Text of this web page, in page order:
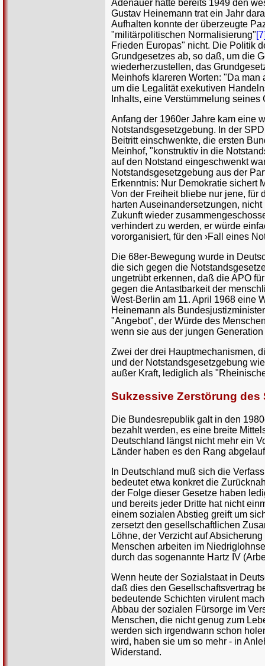
Adenauer hatte bereits 1949 den
Gustav Heinemann trat ein Jahr
Aufhalten konnte der überzeugte
"militärpolitischen Normalisierung"
Frieden Europas" nicht. Die Politik
Grundgesetzes ab, so daß, um die
wiederherzustellen, das
Meinhofs klareren Worten: "Da
um die Legalität exekutiven
Inhalts, eine Verstümmelung seines
Anfang der 1960er Jahre kam eine
Notstandsgesetzgebung. In der
Beitritt einschwenkte, die ersten
Meinhof, "konstruktiv in die
auf den Notstand eingeschwenkt
Notstandsgesetzgebung aus der
Erkenntnis: Nur Demokratie sichert
Von der Freiheit bliebe nur jene, für
harten Auseinandersetzungen,
Zukunft wieder
verhindert zu werden, er würde
vororganisiert, für den ›Fall eines
Die 68er-Bewegung wurde in
die sich gegen die
ungetrübt erkennen, daß die APO
gegen die Antastbarkeit der
West-Berlin am 11. April 1968 eine
Heinemann als
"Angebot", der Würde des
wenn sie aus der jungen Generation
Zwei der drei Hauptmechanismen,
und der Notstandsgesetzgebung
außer Kraft, lediglich als
Sukzessive Zerstörung des
Die Bundesrepublik galt in den
bezahlt werden, es eine breite
Deutschland längst nicht mehr ein
Länder haben es den Rang
In Deutschland muß sich die
bedeutet etwa konkret die
der Folge dieser Gesetze haben
und bereits jeder Dritte hat nicht
einem sozialen Abstieg greift um
zersetzt den gesellschaftlichen
Löhne, der Verzicht auf
Menschen arbeiten im
durch das sogenannte Hartz IV
Wenn heute der Sozialstaat in
daß dies den Gesellschaftsvertrag
bedeutende Schichten virulent
Abbau der sozialen Fürsorge im
Menschen, die nicht genug zum
werden sich irgendwann schon
wird, haben sie um so mehr - in
Widerstand.